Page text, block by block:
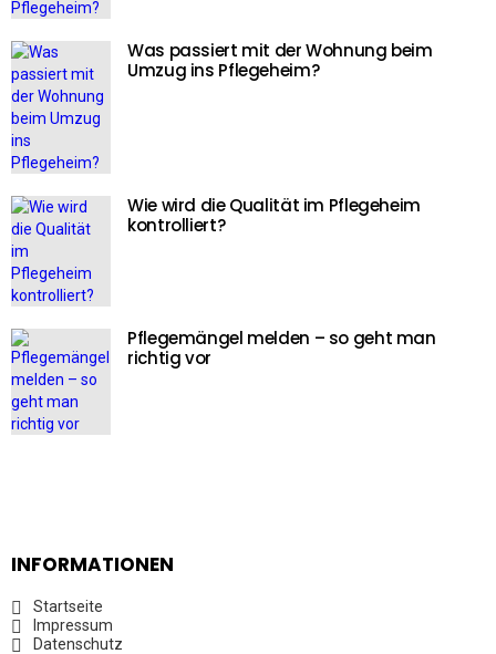
Was passiert mit der Wohnung beim
Umzug ins Pflegeheim?
Wie wird die Qualität im Pflegeheim
kontrolliert?
Pflegemängel melden – so geht man
richtig vor
INFORMATIONEN
Startseite
Impressum
Datenschutz